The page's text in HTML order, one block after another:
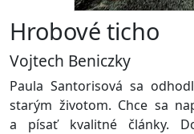
Hrobové ticho
Vojtech Beniczky
Paula Santorisová sa
starým životom. Chce sa
a písať kvalitné články.